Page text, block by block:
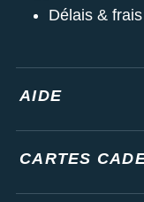
Délais &
AIDE
CARTES